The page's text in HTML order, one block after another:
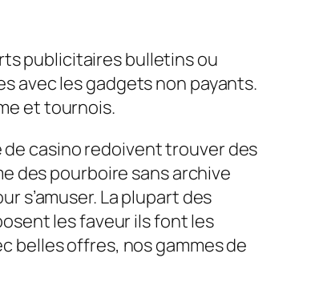
publicitaires bulletins ou
avec les gadgets non payants.
et tournois.
de casino redoivent trouver des
des pourboire sans archive
s’amuser. La plupart des
les faveur ils font les
belles offres, nos gammes de